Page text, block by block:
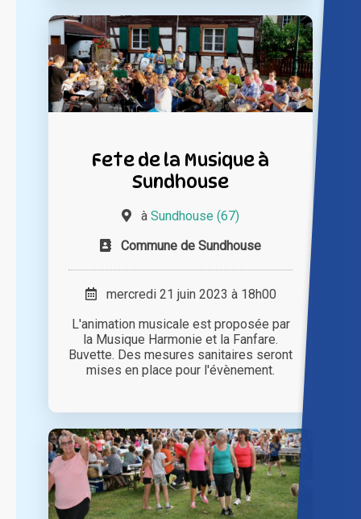
Fete de la Musique à
Sundhouse
à Sundhouse (67)
Commune de Sundhouse
mercredi 21 juin 2023 à 18h00
L'animation musicale est proposée par
la Musique Harmonie et la Fanfare.
Buvette. Des mesures sanitaires seront
mises en place pour l'évènement.